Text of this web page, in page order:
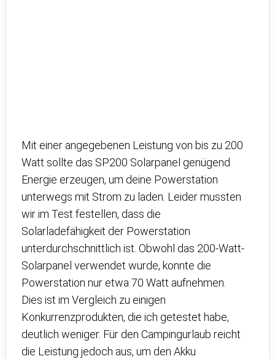
Mit einer angegebenen Leistung von bis zu 200
Watt sollte das SP200 Solarpanel genügend
Energie erzeugen, um deine Powerstation
unterwegs mit Strom zu laden. Leider mussten
wir im Test festellen, dass die
Solarladefähigkeit der Powerstation
unterdurchschnittlich ist. Obwohl das 200-Watt-
Solarpanel verwendet wurde, konnte die
Powerstation nur etwa 70 Watt aufnehmen.
Dies ist im Vergleich zu einigen
Konkurrenzprodukten, die ich getestet habe,
deutlich weniger. Für den Campingurlaub reicht
die Leistung jedoch aus, um den Akku